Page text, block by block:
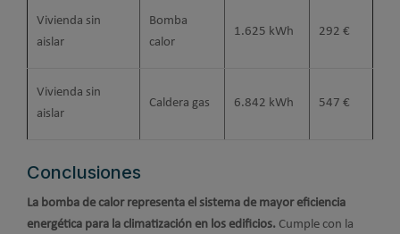
Vivienda sin
aislar
Bomba
calor
1.625 kWh 292 €
Vivienda sin
aislar
Caldera gas 6.842 kWh 547 €
Conclusiones
La bomba de calor representa el sistema de mayor eficiencia
energética para la climatización en los edificios. Cumple con la